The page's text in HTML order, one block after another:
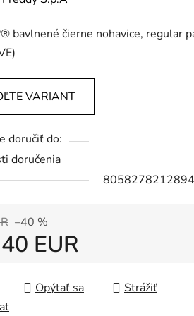
bavlnené čierne nohavice, regular
VARIANT
doručiť do:
doručenia
8058278212894
–40 %
EUR
Opýtať sa
Strážiť